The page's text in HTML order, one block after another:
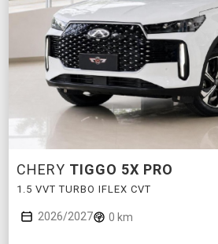
CHERY TIGGO 5X PRO
1.5 VVT TURBO IFLEX CVT
2026/2027 0 km